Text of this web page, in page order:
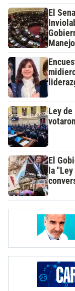
El
Ley
El
la